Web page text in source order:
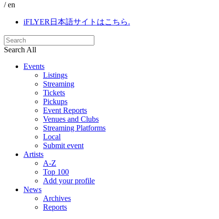
/ en
iFLYER日本語サイトはこちら.
Search All
Events
Listings
Streaming
Tickets
Pickups
Event Reports
Venues and Clubs
Streaming Platforms
Local
Submit event
Artists
A-Z
Top 100
Add your profile
News
Archives
Reports